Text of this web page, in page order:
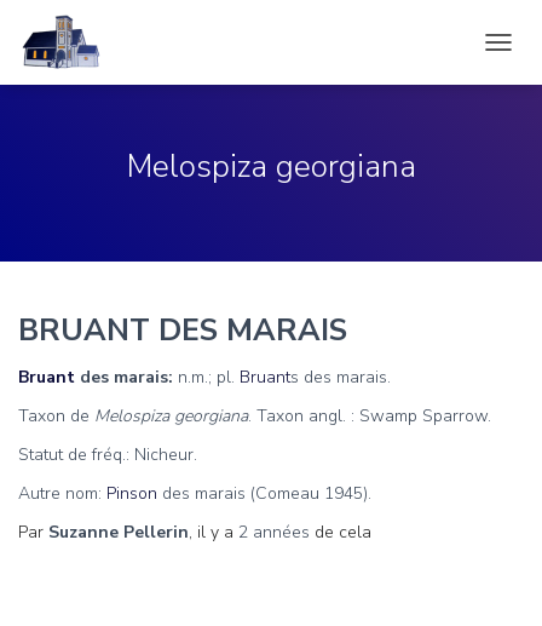
LA
Melospiza georgiana
BRUANT DES MARAIS
Bruant des marais: n.m.; pl. Bruants des marais.
Taxon de Melospiza georgiana. Taxon angl. : Swamp Sparrow.
Statut de fréq.: Nicheur.
Autre nom: Pinson des marais (Comeau 1945).
Par Suzanne Pellerin, il y a 2 années de cela